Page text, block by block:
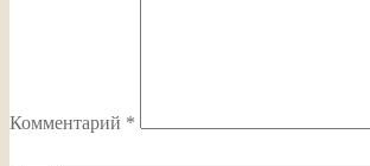
Комментарий *